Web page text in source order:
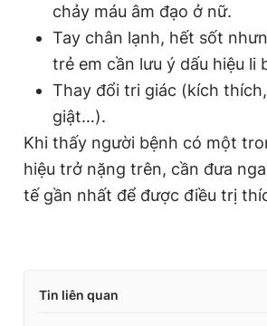
chảy máu âm đạo ở nữ.
Tay chân lạnh, hết sốt
trẻ em cần lưu ý dấu hiệu li
Thay đổi tri giác (kích
giật…).
Khi thấy người bệnh có một
hiệu trở nặng trên, cần đưa
tế gần nhất để được điều trị
Tin liên quan